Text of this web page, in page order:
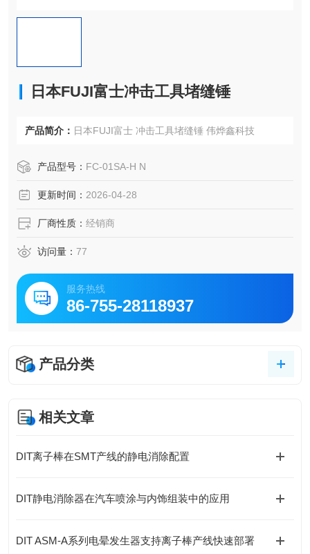
日本FUJI富士冲击工具堵缝锤
产品简介： 日本FUJI富士 冲击工具堵缝锤 伟烨鑫科技
产品型号： FC-01SA-H N
更新时间： 2026-04-28
厂商性质： 经销商
访问量： 77
服务热线
86-755-28118937
产品分类
相关文章
DIT离子棒在SMT产线的静电消除配置
DIT静电消除器在汽车喷涂与内饰组装中的应用
DIT ASM-A系列电晕发生器支持离子棒产线快速部署